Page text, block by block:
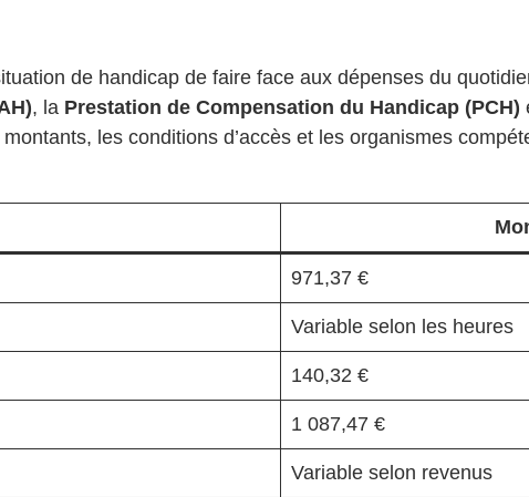
de handicap de faire face aux dépenses du
, la Prestation de Compensation du Handicap (PCH)
les conditions d’accès et les organismes
971,37 €
Variable selon les heures
140,32 €
1 087,47 €
Variable selon revenus